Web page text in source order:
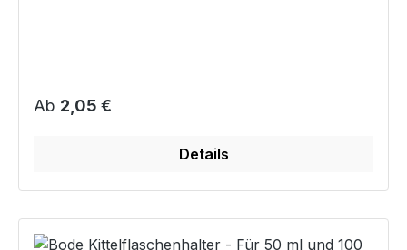
Regulärer Preis:
Ab 2,05 €
Details